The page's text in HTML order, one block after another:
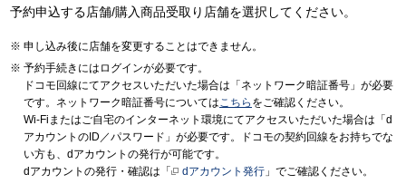
予約申込する店舗/購入商品受取り店舗を選択してください。
申し込み後に店舗を変更することはできません。
予約手続きにはログインが必要です。
ドコモ回線にてアクセスいただいた場合は「ネットワーク暗証番号」が必要
です。ネットワーク暗証番号についてはこちら をご確認ください。
Wi-Fiまたはご自宅のインターネット環境にてアクセスいただいた場合は「d
アカウントのID／パスワード」が必要です。ドコモの契約回線をお持ちでな
い方も、dアカウントの発行が可能です。
dアカウントの発行・確認は「
dアカウント発行 」でご確認ください。